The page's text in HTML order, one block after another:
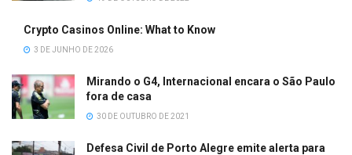
Crypto Casinos Online: What to Know
3 DE JUNHO DE 2026
Mirando o G4, Internacional encara o São Paulo
fora de casa
30 DE OUTUBRO DE 2021
Defesa Civil de Porto Alegre emite alerta para